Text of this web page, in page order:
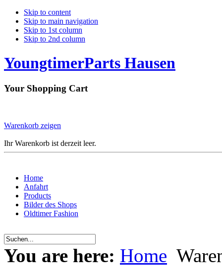
Skip to content
Skip to main navigation
Skip to 1st column
Skip to 2nd column
YoungtimerParts Hausen
Your Shopping Cart
Warenkorb zeigen
Ihr Warenkorb ist derzeit leer.
Home
Anfahrt
Products
Bilder des Shops
Oldtimer Fashion
You are here: Home